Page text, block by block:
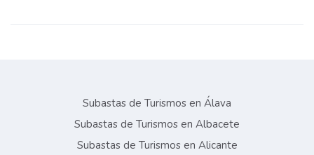
Subastas de Turismos en Álava
Subastas de Turismos en Albacete
Subastas de Turismos en Alicante